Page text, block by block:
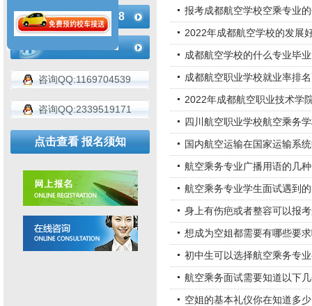
183-4936-2188
咨询QQ:1169704539
咨询QQ:2339519171
点击查看 报名须知
报考成都航空学校空乘专业
2022年成都航空学校的发展
成都航空学校的什么专业毕
成都航空职业学校就业率排
2022年成都航空职业技术学
四川航空职业学校航空乘务
国内航空运输在国家运输系
航空乘务专业广播用语的几
航空乘务专业学生面试遇到
身上有伤疤或者整容可以报
想成为空姐都需要有哪些要
初中生可以选择航空乘务专
航空乘务面试需要知道以下
空姐的基本礼仪你在知道多少